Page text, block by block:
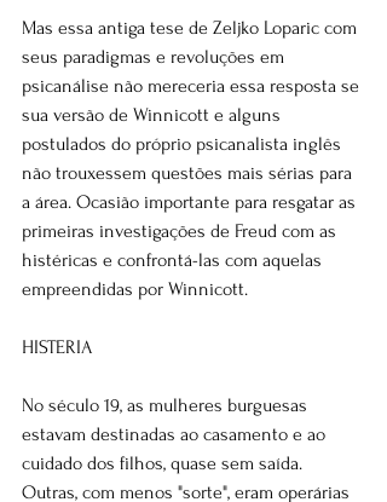
Mas essa antiga tese de Zeljko Loparic com
seus paradigmas e revoluções em
psicanálise não mereceria essa resposta se
sua versão de Winnicott e alguns
postulados do próprio psicanalista inglês
não trouxessem questões mais sérias para
a área. Ocasião importante para resgatar as
primeiras investigações de Freud com as
histéricas e confrontá-las com aquelas
empreendidas por Winnicott.
HISTERIA
No século 19, as mulheres burguesas
estavam destinadas ao casamento e ao
cuidado dos filhos, quase sem saída.
Outras, com menos "sorte", eram operárias